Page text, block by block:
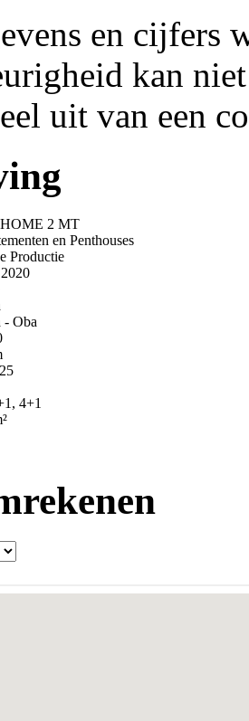
en cijfers
kan
uit van een
2 MT
en Penthouses
Productie
- Oba
4+1